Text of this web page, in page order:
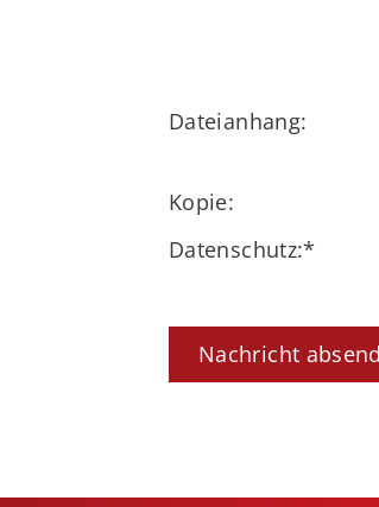
Dateianhang:
Kopie:
Datenschutz:*